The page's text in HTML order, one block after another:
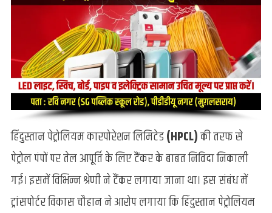
हिंदुस्तान पेट्रोलियम कारपोरेशन लिमिटेड(HPCL)की तरफ से
पेट्रोल पंपों पर तेल आपूर्ति के लिए टैंकर के बाबत निविदा निकाली
गई। इसमें विभिन्न श्रेणी ने टैंकर लगाया जाना था। इस संबंध में
ट्रांसपोर्टर विकास चौहान ने आरोप लगाया कि हिंदुस्तान पेट्रोलियम